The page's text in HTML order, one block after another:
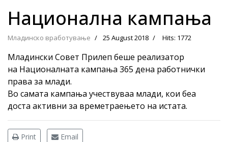
Национална кампања
Младинско вработување 25 August 2018 Hits: 1772
Младински Совет Прилеп беше реализатор
на Националната кампања 365 дена работнички
права за млади.
Во самата кампања учествуваа млади, кои беа
доста активни за времетраењето на истата.
Print Email